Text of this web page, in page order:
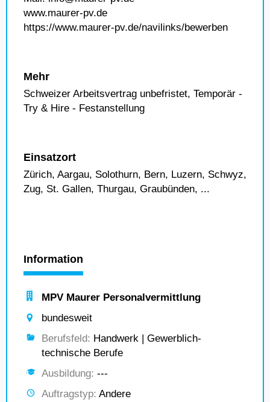
www.maurer-pv.de
https://www.maurer-pv.de/navilinks/bewerben
Mehr
Schweizer Arbeitsvertrag unbefristet, Temporär -
Try & Hire - Festanstellung
Einsatzort
Zürich, Aargau, Solothurn, Bern, Luzern, Schwyz,
Zug, St. Gallen, Thurgau, Graubünden, ...
Information
MPV Maurer Personalvermittlung
bundesweit
Berufsfeld: Handwerk | Gewerblich-
technische Berufe
Ausbildung: ---
Auftragstyp: Andere